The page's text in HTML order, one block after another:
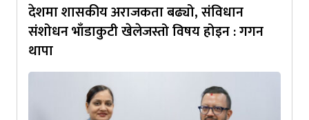
देशमा शासकीय अराजकता बढ्यो, संविधान
संशोधन भाँडाकुटी खेलेजस्तो विषय होइन : गगन
थापा